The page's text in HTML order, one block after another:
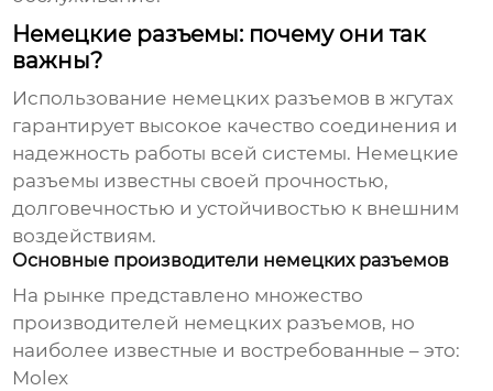
Немецкие разъемы: почему они так
важны?
Использование немецких разъемов вжгутах
гарантирует высокое качество соединения и
надежность работы всей системы. Немецкие
разъемы известны своей прочностью,
долговечностью и устойчивостью к внешним
воздействиям.
Основные производители немецких разъемов
На рынке представлено множество
производителей немецких разъемов, но
наиболее известные и востребованные – это:
Molex